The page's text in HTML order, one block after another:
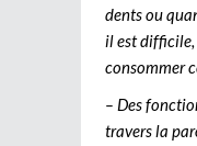
dents ou
il est
consommer
– Des
travers la